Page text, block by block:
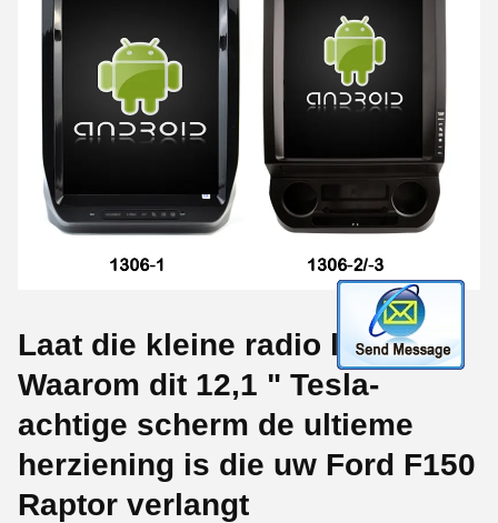
Laat die kleine radio los:
Waarom dit 12,1 " Tesla-
achtige scherm de ultieme
herziening is die uw Ford F150
Raptor verlangt